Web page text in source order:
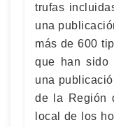
trufas
una
más de 600
que han sido
una
de la Región
local de los